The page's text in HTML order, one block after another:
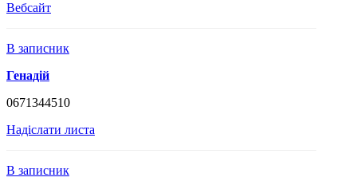
Вебсайт
В записник
Генадій
0671344510
Надіслати листа
В записник